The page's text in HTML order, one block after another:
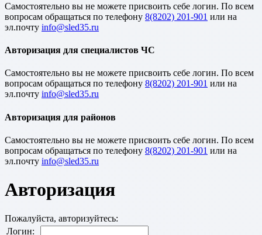
Cамостоятельно вы не можете присвоить себе логин. По всем
вопросам обращаться по телефону 8(8202) 201-901 или на
эл.почту
Авторизация для специалистов ЧС
Cамостоятельно вы не можете присвоить себе логин. По всем
вопросам обращаться по телефону 8(8202) 201-901 или на
эл.почту
Авторизация для районов
Cамостоятельно вы не можете присвоить себе логин. По всем
вопросам обращаться по телефону 8(8202) 201-901 или на
эл.почту
Авторизация
Пожалуйста, авторизуйтесь:
Логин: